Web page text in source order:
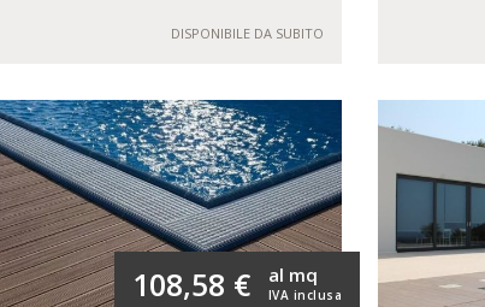
DISPONIBILE DA SUBITO
108,58 € IVA inclusa
al mq